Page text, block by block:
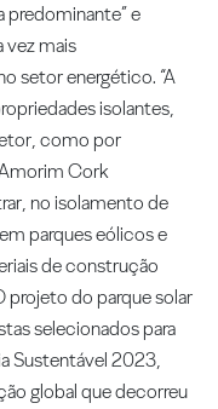
e
vez mais
setor energético. “A
isolantes,
como por
Cork
no isolamento de
parques eólicos e
de construção
projeto do parque solar
selecionados para
Sustentável 2023,
global que decorreu